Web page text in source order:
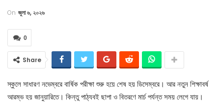
On জুলা ৬, ২০২৬
0
Share
স্কুলে সাধারণ নভেম্বরে বার্ষিক পরীক্ষা শুরু হয়ে শেষ হয় ডিসেম্বরে। আর নতুন শিক্ষাবর্ষ
আরম্ভ হয় জানুয়ারিতে। কিন্তু পাঠ্যবই ছাপা ও বিতরণে মার্চ পর্যন্ত সময় লেগে যায়।